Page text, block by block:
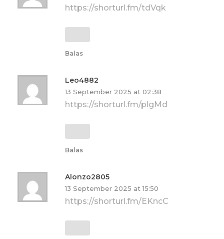
https://shorturl.fm/tdVqk
Balas
Leo4882
13 September 2025 at 02:38
https://shorturl.fm/plgMd
Balas
Alonzo2805
13 September 2025 at 15:50
https://shorturl.fm/EKncC